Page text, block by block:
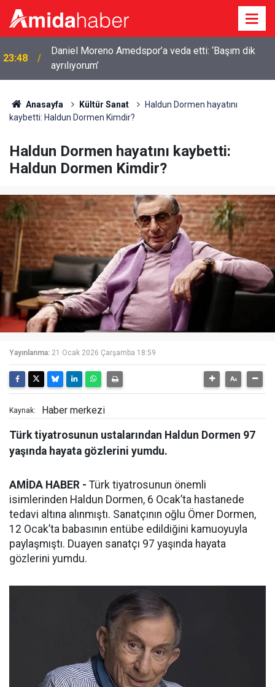
23:48
Daniel Moreno Amedspor’a veda etti: ‘Başım dik
ayrılıyorum’
Anasayfa Kültür Sanat
Haldun Dormen hayatını
kaybetti: Haldun Dormen Kimdir?
Haldun Dormen hayatını kaybetti:
Haldun Dormen Kimdir?
Yayınlanma: 21 Ocak 2026 Çarşamba 18:59
Kaynak: Haber merkezi
Türk tiyatrosunun ustalarından Haldun Dormen 97
yaşında hayata gözlerini yumdu.
AMİDA HABER - Türk tiyatrosunun önemli
isimlerinden Haldun Dormen, 6 Ocak’ta hastanede
tedavi altına alınmıştı. Sanatçının oğlu Ömer Dormen,
12 Ocak’ta babasının entübe edildiğini kamuoyuyla
paylaşmıştı. Duayen sanatçı 97 yaşında hayata
gözlerini yumdu.